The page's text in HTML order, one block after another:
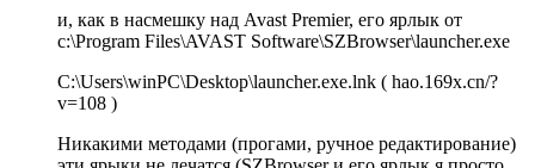
и, как в насмешку над Avast Premier, его ярлык от
c:\Program Files\AVAST Software\SZBrowser\launcher.exe
C:\Users\winPC\Desktop\launcher.exe.lnk ( hao.169x.cn/?
v=108 )
Никакими методами (прогами, ручное редактирование)